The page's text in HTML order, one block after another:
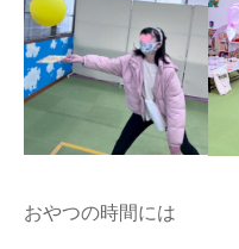
おやつの時間には